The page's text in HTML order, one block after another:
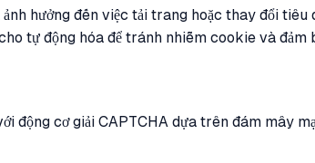
hưởng đến việc tải trang hoặc thay đổi tiêu
tự động hóa để tránh nhiễm cookie và
động cơ giải CAPTCHA dựa trên đám mây